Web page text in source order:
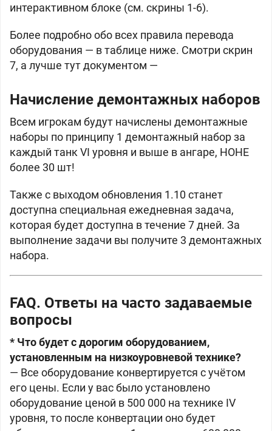
интерактивном блоке (см. скрины 1-6).
Более подробно обо всех правила перевода
оборудования — в таблице ниже. Смотри скрин
7, а лучше тут документом —
Начисление демонтажных наборов
Всем игрокам будут начислены демонтажные
наборы по принципу 1 демонтажный набор за
каждый танк VI уровня и выше в ангаре, НОНЕ
более 30 шт!
Также с выходом обновления 1.10 станет
доступна специальная ежедневная задача,
которая будет доступна в течение 7 дней. За
выполнение задачи вы получите 3 демонтажных
набора.
FAQ. Ответы на часто задаваемые
вопросы
* Что будет с дорогим оборудованием,
установленным на низкоуровневой технике?
— Все оборудование конвертируется с учётом
его цены. Если у вас было установлено
оборудование ценой в 500 000 на технике IV
уровня, то после конвертации оно будет